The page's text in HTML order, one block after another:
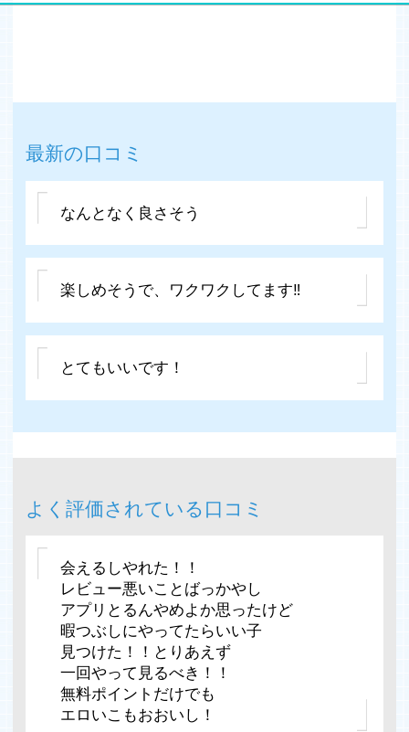
最新の口コミ
なんとなく良さそう
楽しめそうで、ワクワクしてます‼️
とてもいいです！
よく評価されている口コミ
会えるしやれた！！
レビュー悪いことばっかやし
アプリとるんやめよか思ったけど
暇つぶしにやってたらいい子
見つけた！！とりあえず
一回やって見るべき！！
無料ポイントだけでも
エロいこもおおいし！